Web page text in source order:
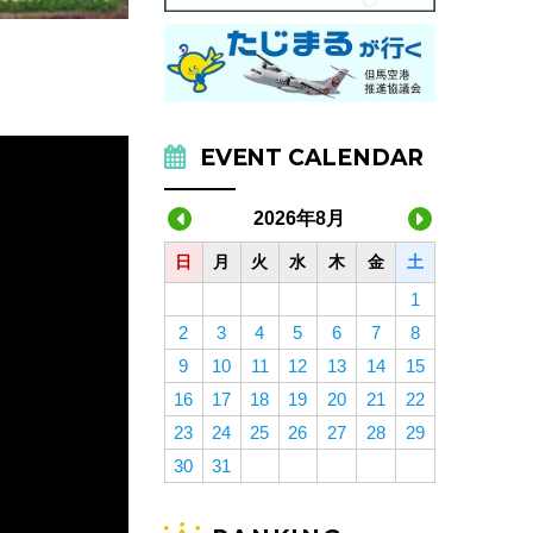
EVENT CALENDAR
2026年8月
日 月 火 水 木 金 土
1
2
3 4 5 6 7
8
9
10 11 12 13 14
15
16
17 18 19 20 21
22
23
24 25 26 27 28
29
30
31